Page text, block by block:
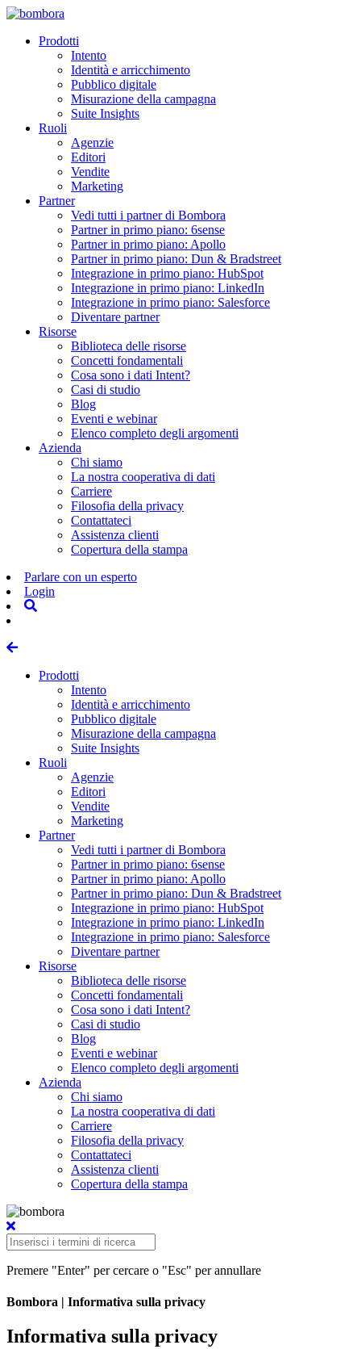
Passa
contenutoProdotti
Intento
Identità e arricchimento
Pubblico digitale
Misurazione della campagna
Suite Insights
Ruoli
Agenzie
Editori
Vendite
Marketing
Partner
Vedi tutti i partner di Bombora
Partner in primo piano: 6sense
Partner in primo piano: Apollo
Partner in primo piano: Dun & Bradstreet
Integrazione in primo piano: HubSpot
Integrazione in primo piano: LinkedIn
Integrazione in primo piano: Salesforce
Diventare partner
Risorse
Biblioteca delle risorse
Concetti fondamentali
Cosa sono i dati Intent?
Casi di studio
Blog
Eventi e webinar
Elenco completo degli argomenti
Azienda
Chi siamo
La nostra cooperativa di dati
Carriere
Filosofia della privacy
Contattateci
Assistenza clienti
Copertura della stampa
Parlare con un esperto
Login
Prodotti
Intento
Identità e arricchimento
Pubblico digitale
Misurazione della campagna
Suite Insights
Ruoli
Agenzie
Editori
Vendite
Marketing
Partner
Vedi tutti i partner di Bombora
Partner in primo piano: 6sense
Partner in primo piano: Apollo
Partner in primo piano: Dun & Bradstreet
Integrazione in primo piano: HubSpot
Integrazione in primo piano: LinkedIn
Integrazione in primo piano: Salesforce
Diventare partner
Risorse
Biblioteca delle risorse
Concetti fondamentali
Cosa sono i dati Intent?
Casi di studio
Blog
Eventi e webinar
Elenco completo degli argomenti
Azienda
Chi siamo
La nostra cooperativa di dati
Carriere
Filosofia della privacy
Contattateci
Assistenza clienti
Copertura della stampa
Premere "Enter" per cercare o "Esc" per annullare
Bombora | Informativa sulla privacy
Informativa sulla privacy